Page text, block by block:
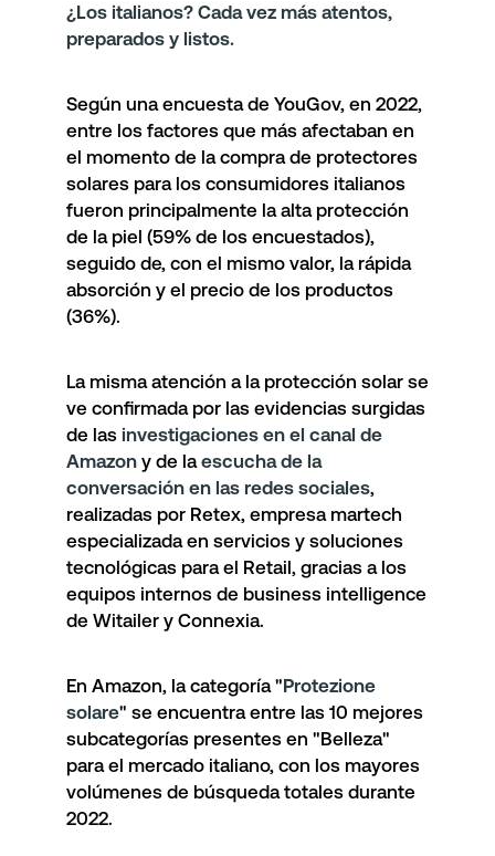
¿Los italianos? Cada vez más atentos,
preparados y listos.
Según una encuesta de YouGov, en 2022,
entre los factores que más afectaban en
el momento de la compra de protectores
solares para los consumidores italianos
fueron principalmente la alta protección
de la piel (59% de los encuestados),
seguido de, con el mismo valor, la rápida
absorción y el precio de los productos
(36%).
La misma atención a la protección solar se
ve confirmada por las evidencias surgidas
de las investigaciones en el canal de
Amazon y de laescucha de la
conversación en las redes sociales,
realizadas por Retex, empresa martech
especializada en servicios y soluciones
tecnológicas para el Retail, gracias a los
equipos internos de business intelligence
de Witailer y Connexia.
En Amazon, la categoría "Protezione
solare" se encuentra entre las 10 mejores
subcategorías presentes en "Belleza"
para el mercado italiano, con los mayores
volúmenes de búsqueda totales durante
2022.